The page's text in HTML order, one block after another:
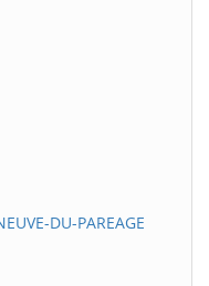
DU-PAREAGE